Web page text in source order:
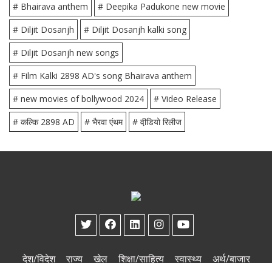
# Bhairava anthem
# Deepika Padukone new movie
# Diljit Dosanjh
# Diljit Dosanjh kalki song
# Diljit Dosanjh new songs
# Film Kalki 2898 AD's song Bhairava anthem
# new movies of bollywood 2024
# Video Release
# कल्कि 2898 AD
# भैरवा एंथम # वी़डियो रिलीज
देश/विदेश राज्य खेल शिक्षा/साहित्य स्वास्थ्य अर्थ/बाजार